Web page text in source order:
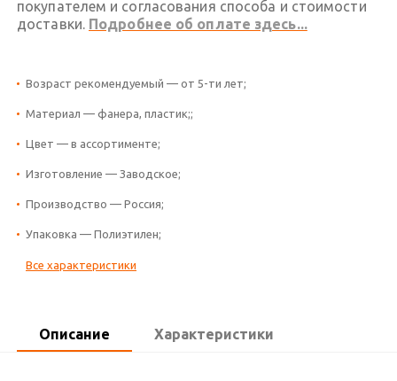
покупателем и согласования способа и стоимости
доставки. Подробнее об оплате здесь...
Возраст рекомендуемый — от 5-ти лет;
Материал — фанера, пластик;;
Цвет — в ассортименте;
Изготовление — Заводское;
Производство — Россия;
Упаковка — Полиэтилен;
Все характеристики
Описание Характеристики